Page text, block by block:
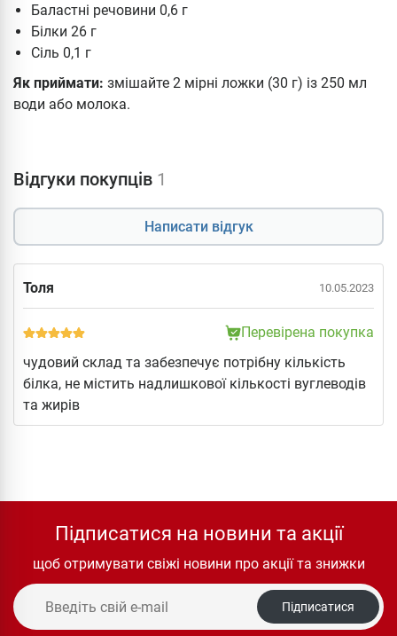
Баластні речовини 0,6 г
Білки 26 г
Сіль 0,1 г
Як приймати: змішайте 2 мірні ложки (30 г) із 250 мл
води або молока.
Відгуки покупців 1
Написати відгук
Толя 10.05.2023
Перевірена покупка
чудовий склад та забезпечує потрібну кількість
білка, не містить надлишкової кількості вуглеводів
та жирів
Підписатися на новини та акції
щоб отримувати свіжі новини про акції та знижки
Підписатися